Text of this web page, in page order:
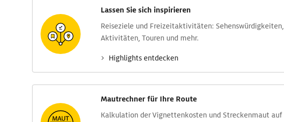
Lassen Sie sich inspirieren
Reise­ziele und Freizeit­aktivitäten: Sehens­würdig­keiten,
Aktivitäten, Touren und mehr.
Highlights entdecken
Mautrechner für Ihre Route
Kalkulation der Vignettenkosten und Streckenmaut auf